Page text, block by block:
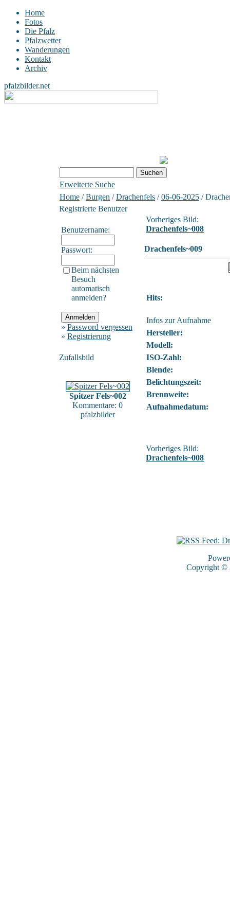
Home
Fotos
Die Pfalz
Pfalzwetter
Wanderungen
Kontakt
Archiv
pfalzbilder.net
Erweiterte Suche
Home /Burgen /Drachenfels /06-06-2025 /
Registrierte Benutzer
Benutzername:
Passwort:
Beim nächsten
Besuch
automatisch
anmelden?
» Password vergessen
» Registrierung
Zufallsbild
Spitzer Fels~002
Kommentare: 0
pfalzbilder
Vorheriges Bild:
Drachenfels~008
Drachenfels~009
Hits:
Infos zur Aufnahme
Hersteller:
Modell:
ISO-Zahl:
Blende:
Belichtungszeit:
Brennweite:
Aufnahmedatum:
Vorheriges Bild:
Drachenfels~008
Copyright ©